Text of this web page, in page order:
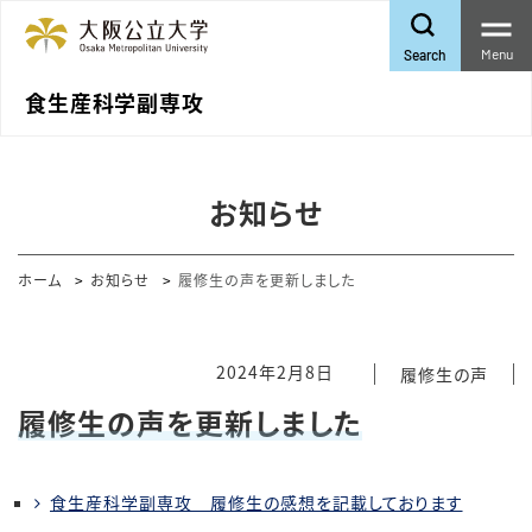
食生産科学副専攻
Search Menu
お知らせ
ホーム お知らせ 履修生の声を更新しました
2024年2月8日 履修生の声
履修生の声を更新しました
食生産科学副専攻 履修生の感想を記載しております